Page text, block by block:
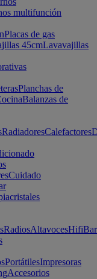
multifunción
Placas de gas
45cmLavavajillas
Planchas de
Balanzas de
RadiadoresCalefactores
Cuidado
RadiosAltavocesHifi
PortátilesImpresoras
Accesorios